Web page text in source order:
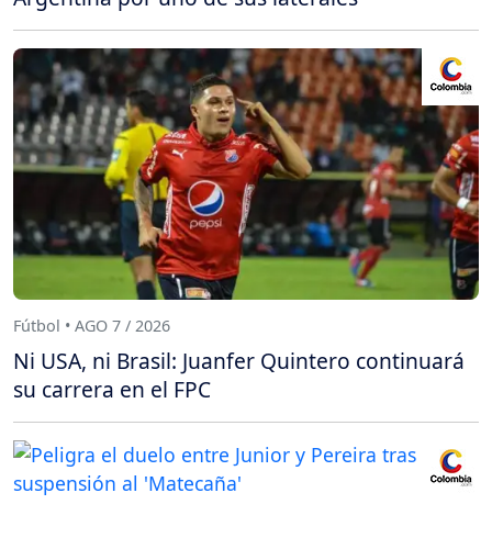
Fútbol • AGO 7 / 2026
Ni USA, ni Brasil: Juanfer Quintero continuará
su carrera en el FPC